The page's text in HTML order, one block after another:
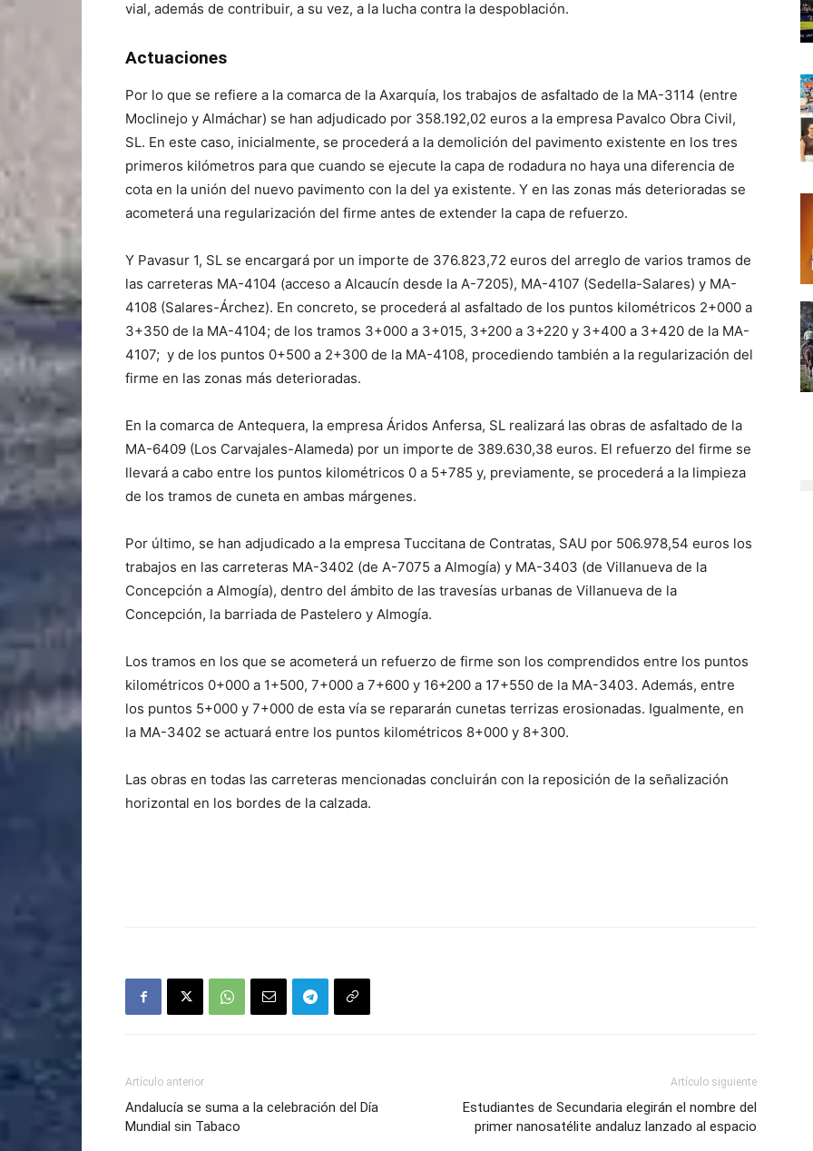
vial, además de contribuir, a su vez, a la lucha contra la despoblación.
Actuaciones
Por lo que se refiere a la comarca de la Axarquía, los trabajos de asfaltado de la MA-3114 (entre
Moclinejo y Almáchar) se han adjudicado por 358.192,02 euros a la empresa Pavalco Obra Civil,
SL. En este caso, inicialmente, se procederá a la demolición del pavimento existente en los tres
primeros kilómetros para que cuando se ejecute la capa de rodadura no haya una diferencia de
cota en la unión del nuevo pavimento con la del ya existente. Y en las zonas más deterioradas se
acometerá una regularización del firme antes de extender la capa de refuerzo.
Y Pavasur 1, SL se encargará por un importe de 376.823,72 euros del arreglo de varios tramos de
las carreteras MA-4104 (acceso a Alcaucín desde la A-7205), MA-4107 (Sedella-Salares) y MA-
4108 (Salares-Árchez). En concreto, se procederá al asfaltado de los puntos kilométricos 2+000 a
3+350 de la MA-4104; de los tramos 3+000 a 3+015, 3+200 a 3+220 y 3+400 a 3+420 de la MA-
4107; y de los puntos 0+500 a 2+300 de la MA-4108, procediendo también a la regularización del
firme en las zonas más deterioradas.
En la comarca de Antequera, la empresa Áridos Anfersa, SL realizará las obras de asfaltado de la
MA-6409 (Los Carvajales-Alameda) por un importe de 389.630,38 euros. El refuerzo del firme se
llevará a cabo entre los puntos kilométricos 0 a 5+785 y, previamente, se procederá a la limpieza
de los tramos de cuneta en ambas márgenes.
Por último, se han adjudicado a la empresa Tuccitana de Contratas, SAU por 506.978,54 euros los
trabajos en las carreteras MA-3402 (de A-7075 a Almogía) y MA-3403 (de Villanueva de la
Concepción a Almogía), dentro del ámbito de las travesías urbanas de Villanueva de la
Concepción, la barriada de Pastelero y Almogía.
Los tramos en los que se acometerá un refuerzo de firme son los comprendidos entre los puntos
kilométricos 0+000 a 1+500, 7+000 a 7+600 y 16+200 a 17+550 de la MA-3403. Además, entre
los puntos 5+000 y 7+000 de esta vía se repararán cunetas terrizas erosionadas. Igualmente, en
la MA-3402 se actuará entre los puntos kilométricos 8+000 y 8+300.
Las obras en todas las carreteras mencionadas concluirán con la reposición de la señalización
horizontal en los bordes de la calzada.
Artículo anterior
Andalucía se suma a la celebración del Día
Mundial sin Tabaco
Artículo siguiente
Estudiantes de Secundaria elegirán el nombre del
primer nanosatélite andaluz lanzado al espacio